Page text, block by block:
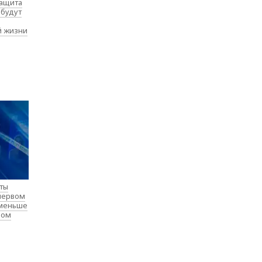
жизни